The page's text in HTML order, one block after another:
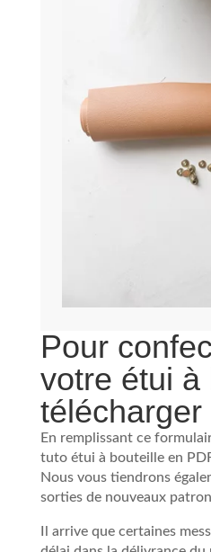
Pour
votre étui à
télécharger
En remplissant ce
tuto étui à bouteille en
Nous vous tiendrons
sorties de nouveaux
Il arrive que certaines